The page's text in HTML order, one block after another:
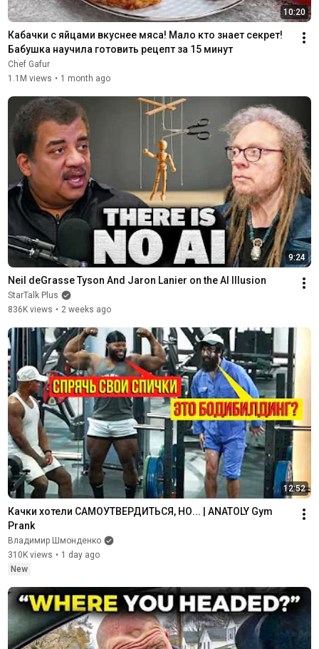
10:20
Кабачки с яйцами вкуснее мяса! Мало кто знает секрет!
Бабушка научила готовить рецепт за 15 минут
Chef Gafur
1.1M views • 1 month ago
9:24
Neil deGrasse Tyson And Jaron Lanier on the AI Illusion
StarTalk Plus
836K views • 2 weeks ago
12:52
Качки хотели САМОУТВЕРДИТЬСЯ, НО... | ANATOLY Gym
Prank
Владимир Шмонденко
310K views • 1 day ago
New